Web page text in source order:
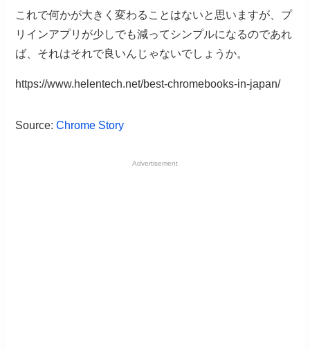
これで何かが大きく変わることはないと思いますが、プ
リインアプリが少しでも減ってシンプルになるのであれ
ば、それはそれで良いんじゃないでしょうか。
https://www.helentech.net/best-chromebooks-in-japan/
Source:Chrome Story
Advertisement